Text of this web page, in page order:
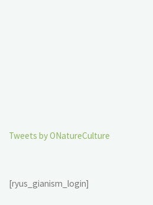
Tweets by ONatureCulture
[ryus_gianism_login]